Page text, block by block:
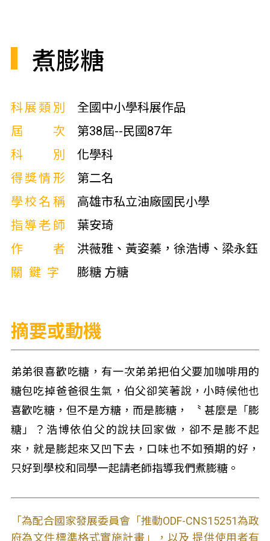
煮膨糖
科展類別
全國中小學科展作品
屆次
第38屆--民國87年
科別
化學科
得獎情形
第二名
學校名稱
高雄市私立油廠國民小學
指導老師
葉安琦
作者
洪薇雅、黃姿蓁，徐浩博、梁永鈺
關鍵字
膨糖 方糖
摘要或動機
弟弟很喜歡吃糖，有一次弟弟把伯父要加咖啡用的
糖包吃掉爸爸很生氣，伯父卻笑著說，小時候他也
喜歡吃糖，但不是方糖，而是膨糖， 〝 甚麼是「膨
糖」？浩博依伯父的說扶回家做，卻不是膨不起
來，就是膨起來又凹下去，口味也不如預期的好，
只好到學校和同學一起請老師指導我們煮膨糖。
「為配合國家發展委員會「推動ODF-CNS15251為政
府為文件標準格式實施計畫」，以及 提供使用者有